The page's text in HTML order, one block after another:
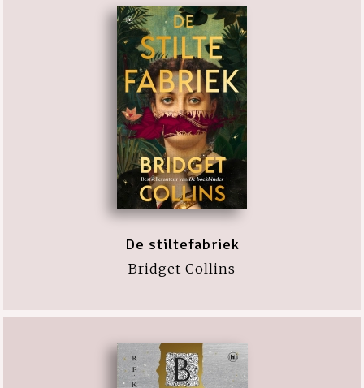
De stiltefabriek
Bridget Collins